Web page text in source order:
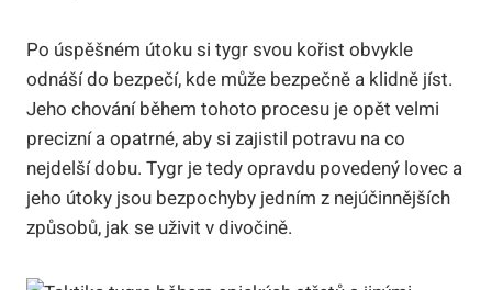
Po úspěšném útoku si tygr svou kořist obvykle
odnáší do bezpečí, kde může bezpečně a klidně jíst.
Jeho chování během tohoto procesu je opět velmi
precizní a opatrné, aby si zajistil potravu na co
nejdelší dobu. Tygr je tedy opravdu povedený lovec a
jeho útoky jsou bezpochyby jedním z nejúčinnějších
způsobů, jak se uživit v divočině.